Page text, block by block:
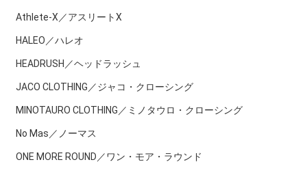
Athlete-X／アスリートX
HALEO／ハレオ
HEADRUSH／ヘッドラッシュ
JACO CLOTHING／ジャコ・クローシング
MINOTAURO CLOTHING／ミノタウロ・クローシング
No Mas／ノーマス
ONE MORE ROUND／ワン・モア・ラウンド